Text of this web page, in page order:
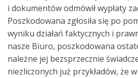
i dokumentów odmówił wypłaty
Poszkodowana zgłosiła się po
wyniku działań faktycznych i
nasze Biuro, poszkodowana
należne jej bezsprzecznie
niezliczonych już przykładów, że